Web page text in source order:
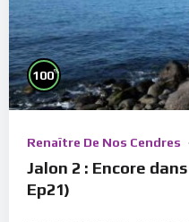
100%
Renaître De Nos Cendres
Jalon 2 : Encore
Ep21)